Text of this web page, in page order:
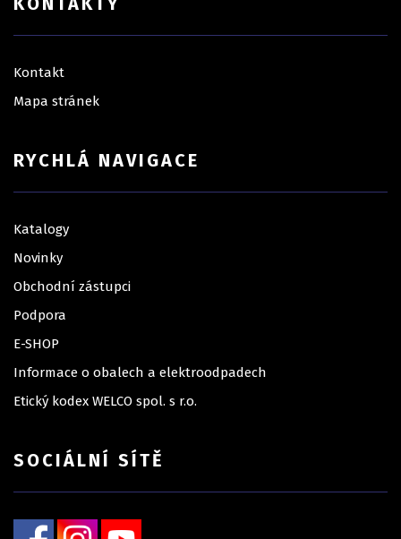
Kontakt
Mapa stránek
RYCHLÁ NAVIGACE
Katalogy
Novinky
Obchodní zástupci
Podpora
E-SHOP
Informace o obalech a elektroodpadech
Etický kodex WELCO spol. s r.o.
SOCIÁLNÍ SÍTĚ